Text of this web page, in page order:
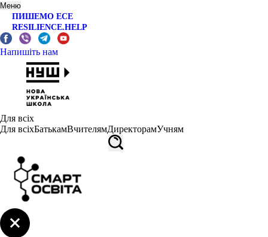
Меню
ПИШЕМО ЕСЕ
RESILIENCE.HELP
Напишіть нам
Для всіх
Для всіхБатькамВчителямДиректорамУчням